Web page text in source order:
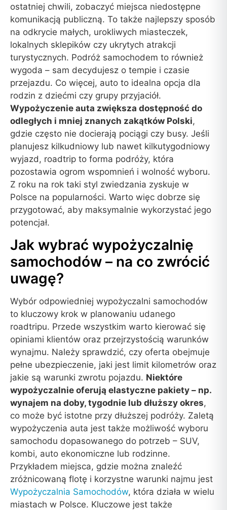
ostatniej chwili, zobaczyć miejsca niedostępne
komunikacją publiczną. To także najlepszy sposób
na odkrycie małych, urokliwych miasteczek,
lokalnych sklepików czy ukrytych atrakcji
turystycznych. Podróż samochodem to również
wygoda – sam decydujesz o tempie i czasie
przejazdu. Co więcej, auto to idealna opcja dla
rodzin z dziećmi czy grupy przyjaciół.
Wypożyczenie auta zwiększa dostępność do
odległych i mniej znanych zakątków Polski,
gdzie często nie docierają pociągi czy busy. Jeśli
planujesz kilkudniowy lub nawet kilkutygodniowy
wyjazd, roadtrip to forma podróży, która
pozostawia ogrom wspomnień i wolność wyboru.
Z roku na rok taki styl zwiedzania zyskuje w
Polsce na popularności. Warto więc dobrze się
przygotować, aby maksymalnie wykorzystać jego
potencjał.
Jak wybrać wypożyczalnię
samochodów – na co zwrócić
uwagę?
Wybór odpowiedniej wypożyczalni samochodów
to kluczowy krok w planowaniu udanego
roadtripu. Przede wszystkim warto kierować się
opiniami klientów oraz przejrzystością warunków
wynajmu. Należy sprawdzić, czy oferta obejmuje
pełne ubezpieczenie, jaki jest limit kilometrów oraz
jakie są warunki zwrotu pojazdu. Niektóre
wypożyczalnie oferują elastyczne pakiety – np.
wynajem na doby, tygodnie lub dłuższy okres,
co może być istotne przy dłuższej podróży. Zaletą
wypożyczenia auta jest także możliwość wyboru
samochodu dopasowanego do potrzeb – SUV,
kombi, auto ekonomiczne lub rodzinne.
Przykładem miejsca, gdzie można znaleźć
zróżnicowaną flotę i korzystne warunki najmu jest
Wypożyczalnia Samochodów, która działa w wielu
miastach w Polsce. Kluczowe jest także